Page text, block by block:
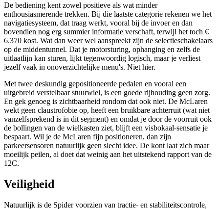
De bediening kent zowel positieve als wat minder
enthousiasmerende trekken. Bij die laatste categorie rekenen we het
navigatiesysteem, dat traag werkt, vooral bij de invoer en dan
bovendien nog erg summier informatie verschaft, terwijl het toch €
6.370 kost. Wat dan weer wel aanspreekt zijn de selectieschakelaars
op de middentunnel. Dat je motorsturing, ophanging en zelfs de
uitlaatlijn kan sturen, lijkt tegenwoordig logisch, maar je verliest
jezelf vaak in onoverzichtelijke menu's. Niet hier.
Met twee deskundig gepositioneerde pedalen en vooral een
uitgebreid verstelbaar stuurwiel, is een goede rijhouding geen zorg.
En gek genoeg is zichtbaarheid rondom dat ook niet. De McLaren
wekt geen claustrofobie op, heeft een bruikbare achterruit (wat niet
vanzelfsprekend is in dit segment) en omdat je door de voorruit ook
de bollingen van de wielkasten ziet, blijft een visbokaal-sensatie je
bespaart. Wil je de McLaren fijn positioneren, dan zijn
parkeersensoren natuurlijk geen slecht idee. De kont laat zich maar
moeilijk peilen, al doet dat weinig aan het uitstekend rapport van de
12C.
Veiligheid
Natuurlijk is de Spider voorzien van tractie- en stabiliteitscontrole,